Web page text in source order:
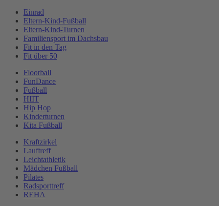
Einrad
Eltern-Kind-Fußball
Eltern-Kind-Turnen
Familiensport im Dachsbau
Fit in den Tag
Fit über 50
Floorball
FunDance
Fußball
HIIT
Hip Hop
Kinderturnen
Kita Fußball
Kraftzirkel
Lauftreff
Leichtathletik
Mädchen Fußball
Pilates
Radsporttreff
REHA